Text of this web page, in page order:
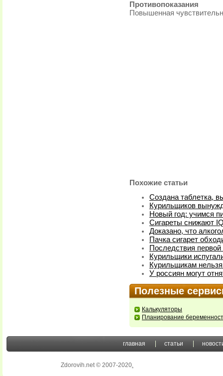
Противопоказания
Повышенная
Похожие статьи
Создана таблетка,
Курильщиков
Новый год: учимся
Сигареты снижают
Доказано, что
Пачка сигарет
Последствия первой
Курильщики
Курильщикам
У россиян могут
Полезные
Калькуляторы
Планирование
главная статьи
Zdorovih.net © 2007-2020